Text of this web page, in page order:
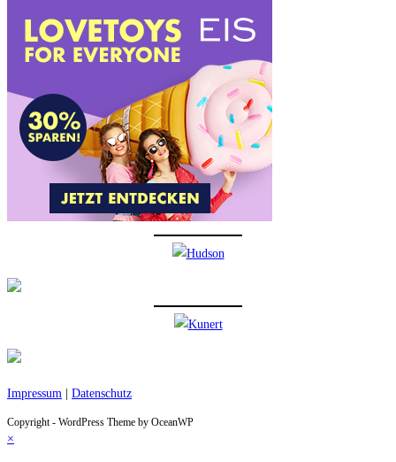
Impressum Datenschutz
Copyright - WordPress Theme by OceanWP
×